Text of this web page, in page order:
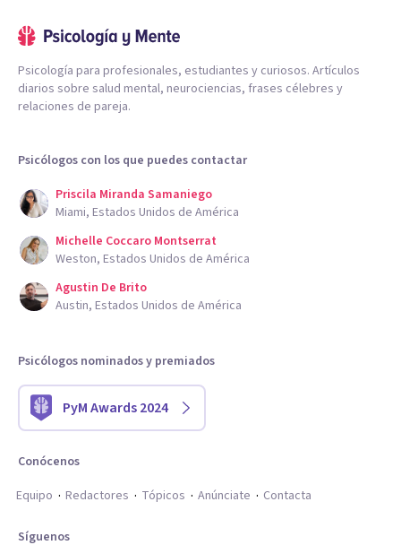
Psicología para profesionales, estudiantes y curiosos. Artículos
diarios sobre salud mental, neurociencias, frases célebres y
relaciones de pareja.
Psicólogos con los que puedes contactar
Priscila Miranda Samaniego
Miami, Estados Unidos de América
Michelle Coccaro Montserrat
Weston, Estados Unidos de América
Agustin De Brito
Austin, Estados Unidos de América
Psicólogos nominados y premiados
PyM Awards 2024
Conócenos
Equipo
Redactores Tópicos Anúnciate Contacta
Síguenos